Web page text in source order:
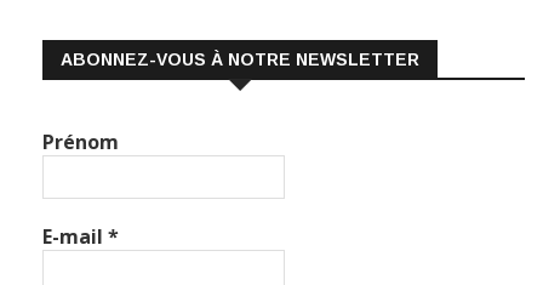
ABONNEZ-VOUS À NOTRE NEWSLETTER
Prénom
E-mail *